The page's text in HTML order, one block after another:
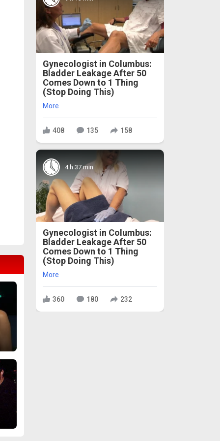
Gynecologist in Columbus:
Bladder Leakage After 50
Comes Down to 1 Thing
(Stop Doing This)
More
408 135 158
4 h 37 min
Gynecologist in Columbus:
Bladder Leakage After 50
Comes Down to 1 Thing
(Stop Doing This)
More
360 180 232